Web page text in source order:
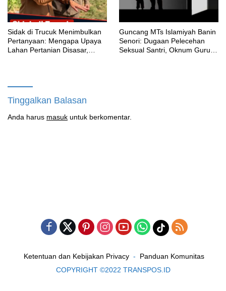
‎Sidak di Trucuk Menimbulkan
Pertanyaan: Mengapa Upaya
Lahan Pertanian Disasar,
Guncang MTs Islamiyah Banin
Senori: Dugaan Pelecehan
Seksual Santri, Oknum Guru
Tinggalkan Balasan
Anda harus masuk untuk berkomentar.
Ketentuan dan Kebijakan Privacy
Panduan Komunitas
COPYRIGHT ©2022 TRANSPOS.ID